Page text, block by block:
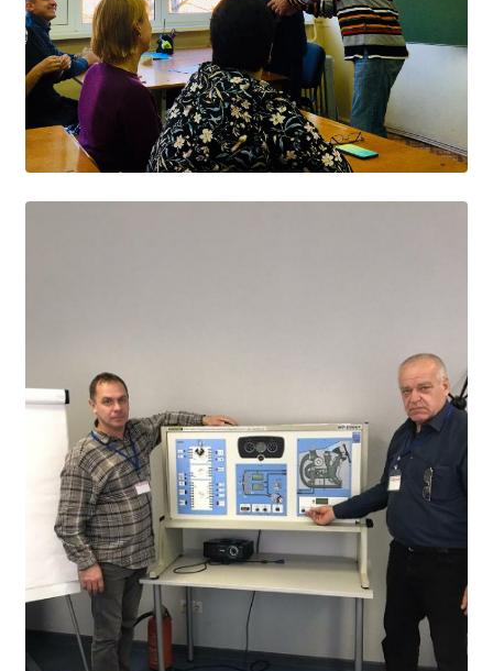
Учебно-производственный комплекс
Центр карьеры
Противодействие коррупции
Всероссийское чемпионатное движение
Региональная инновационная площадка
СВЕДЕНИЯ ОБ ОБРАЗОВАТЕЛЬНОЙ ОРГАНИЗАЦИИ
Образовательные стандарты и требования
Руководство
Педагогический состав
Материально-техническое обеспечение и
оснащенность образовательного процесса.
Доступная среда
Стипендии и меры поддержки обучающихся
Платные образовательные услуги
Финансово-хозяйственная деятельность
Вакантные места для приёма (перевода)